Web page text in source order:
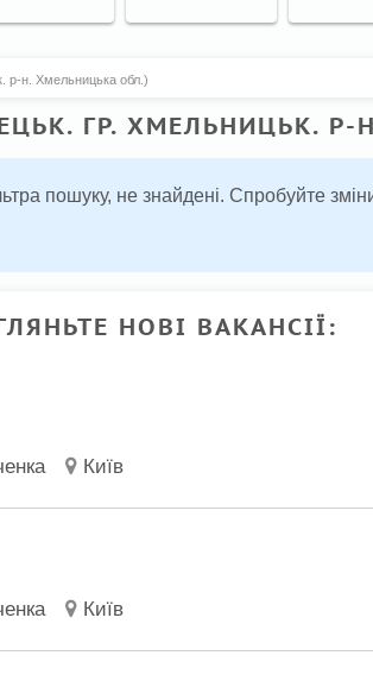
р-н. Хмельницька обл.)
ГР. ХМЕЛЬНИЦЬК.
пошуку, не знайдені. Спробуйте
НОВІ ВАКАНСІЇ:
Київ
Київ